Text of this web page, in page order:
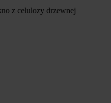
z celulozy drzewnej